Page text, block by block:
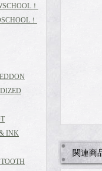
！
！
INK
関連商